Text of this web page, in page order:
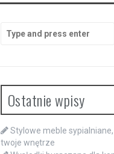
for:
Ostatnie wpisy
Stylowe meble
twoje wnętrze